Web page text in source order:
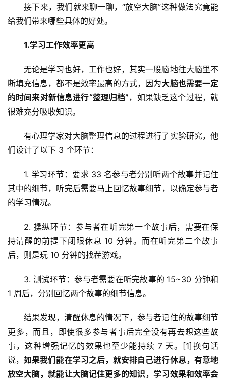
接下来，我们就来聊一聊，“放空大脑”这种做法究竟能
给我们带来哪些具体的好处。
1.学习工作效率更高
无论是学习也好，工作也好，其实一股脑地往大脑里不
断填充信息，都不是效率最高的方式，因为大脑也需要一定
的时间来对新信息进行“整理归档”，如果缺乏这个过程，就
很难充分吸收知识。
有心理学家对大脑整理信息的过程进行了实验研究，他
们设计了以下 3 个环节：
1. 学习环节：要求 33 名参与者分别听两个故事并记住
其中的细节，听完后需要马上回忆故事细节，以确定参与者
的学习情况。
2. 操纵环节：参与者在听完第一个故事后，需要在保
持清醒的前提下闭眼休息 10 分钟。而在听完第二个故事
后，则是玩 10 分钟的找茬游戏。
3. 测试环节：参与者需要在听完故事的 15~30 分钟和
1 周后，分别回忆两个故事的细节信息。
结果发现，清醒休息的情况下，参与者记住的故事细节
更多，而且，即使很多参与者事后完全没有再去想这些故
事，这种增强记忆的效果也至少能持续 7 天。[1]换句话
说，如果我们能在学习之后，就安排自己进行休息，有意地
放空大脑，就能让大脑记住更多的知识，学习效果和效率会